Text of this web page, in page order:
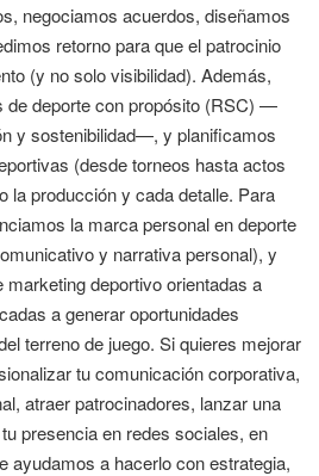
negociamos acuerdos, diseñamos
retorno para que el patrocinio
(y no solo visibilidad). Además,
de deporte con propósito (RSC) —
y sostenibilidad—, y planificamos
(desde torneos hasta actos
la producción y cada detalle. Para
la marca personal en deporte
y narrativa personal), y
deportivo orientadas a
a generar oportunidades
terreno de juego. Si quieres mejorar
tu comunicación corporativa,
atraer patrocinadores, lanzar una
presencia en redes sociales, en
ayudamos a hacerlo con estrategia,